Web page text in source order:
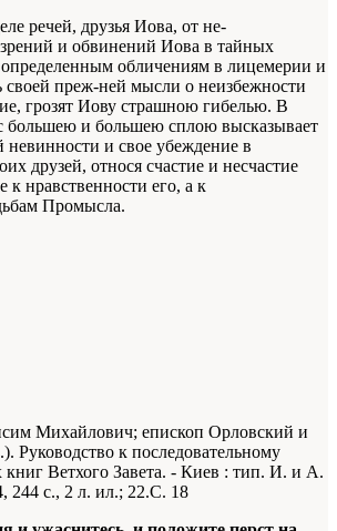
речей, друзья Иова, от не­
и обвинений Иова в тайных
определенным обличениям в лицемерии и
своей преж-ней мысли о неизбежности
грозят Иову страш­ною гибелью. В
большею и боль­шею сплою высказывает
невинности и свое убеждение в
друзей, относя счастие и несчастие
к нравствен­ности его, а к
Промысла.
Михайлович; епископ Орловский и
Руководство к последовательному
Ветхого Завета. - Киев : тип. И. и А.
, 244 с., 2 л. ил.; 22.С. 18